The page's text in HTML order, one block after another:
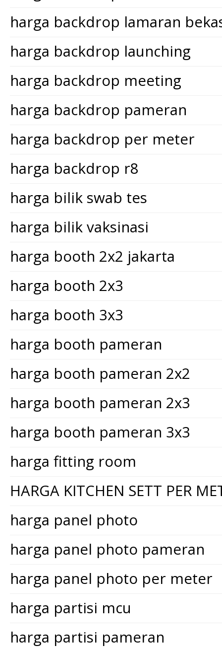
harga backdrop lamaran
harga backdrop launching
harga backdrop meeting
harga backdrop pameran
harga backdrop per meter
harga backdrop r8
harga bilik swab tes
harga bilik vaksinasi
harga booth 2x2 jakarta
harga booth 2x3
harga booth 3x3
harga booth pameran
harga booth pameran 2x2
harga booth pameran 2x3
harga booth pameran 3x3
harga fitting room
HARGA KITCHEN SETT PER
harga panel photo
harga panel photo pameran
harga panel photo per meter
harga partisi mcu
harga partisi pameran